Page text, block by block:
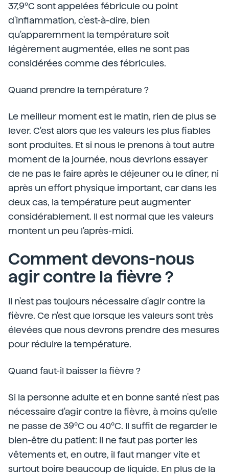
37,9ºC sont appelées fébricule ou point
d'inflammation, c'est-à-dire, bien
qu'apparemment la température soit
légèrement augmentée, elles ne sont pas
considérées comme des fébricules.
Quand prendre la température ?
Le meilleur moment est le matin, rien de plus se
lever. C'est alors que les valeurs les plus fiables
sont produites. Et si nous le prenons à tout autre
moment de la journée, nous devrions essayer
de ne pas le faire après le déjeuner ou le dîner, ni
après un effort physique important, car dans les
deux cas, la température peut augmenter
considérablement. Il est normal que les valeurs
montent un peu l'après-midi.
Comment devons-nous
agir contre la fièvre ?
Il n'est pas toujours nécessaire d'agir contre la
fièvre. Ce n'est que lorsque les valeurs sont très
élevées que nous devrons prendre des mesures
pour réduire la température.
Quand faut-il baisser la fièvre ?
Si la personne adulte et en bonne santé n'est pas
nécessaire d'agir contre la fièvre, à moins qu'elle
ne passe de 39ºC ou 40ºC. Il suffit de regarder le
bien-être du patient: il ne faut pas porter les
vêtements et, en outre, il faut manger vite et
surtout boire beaucoup de liquide. En plus de la